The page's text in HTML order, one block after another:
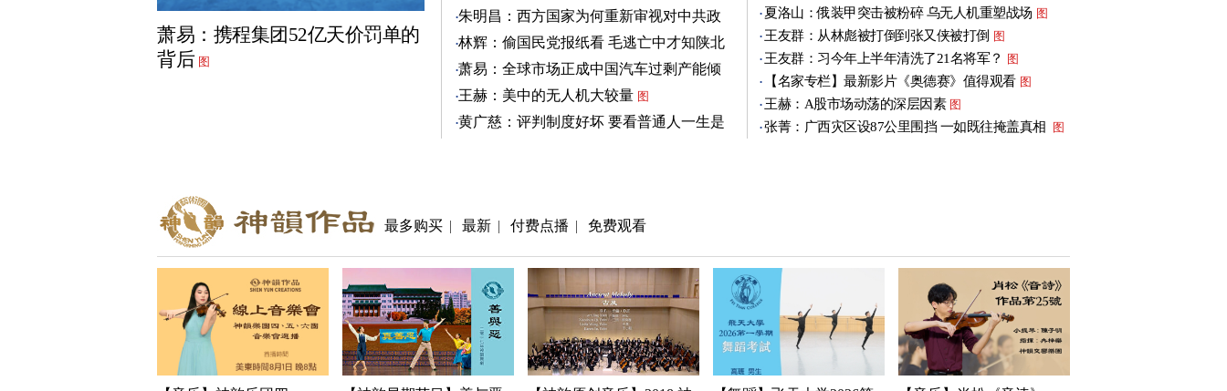
萧易：携程集团52亿天价罚单的
背后 图
两年
朱明昌：西方国家为何重新审视对中共政
策？
图
林辉：偷国民党报纸看 毛逃亡中才知陕北
有刘志丹 图
萧易：全球市场正成中国汽车过剩产能倾
销地
图
王赫：美中的无人机大较量 图
黄广慈：评判制度好坏 要看普通人一生是
夏洛山：俄装甲突击被粉碎 乌无人机重塑战场 图
王友群：从林彪被打倒到张又侠被打倒 图
王友群：习今年上半年清洗了21名将军？ 图
【名家专栏】最新影片《奥德赛》值得观看 图
王赫：A股市场动荡的深层因素 图
张菁：广西灾区设87公里围挡 一如既往掩盖真相 图
最多购买 | 最新 | 付费点播 | 免费观看